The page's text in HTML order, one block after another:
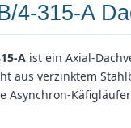
4-315-A
A ist ein Axial-
aus verzinktem
Asynchron-